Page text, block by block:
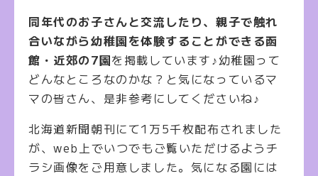
同年代のお子さんと交流したり、親子で触れ
合いながら幼稚園を体験することができる函
館・近郊の7園を掲載しています♪幼稚園って
どんなところなのかな？と気になっているマ
マの皆さん、是非参考にしてくださいね♪
北海道新聞朝刊にて1万5千枚配布されました
が、web上でいつでもご覧いただけるようチ
ラシ画像をご用意しました。 気になる園には